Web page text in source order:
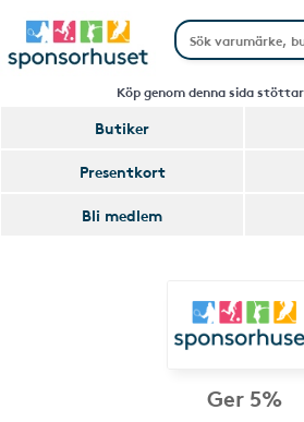
Köp genom denna sida
Butiker
Presentkort
Bli medlem
Ger 5%